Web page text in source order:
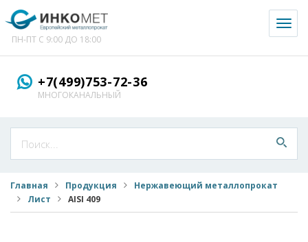
ПН-ПТ С 9:00 ДО 18:00
+7(499)753-72-36
МНОГОКАНАЛЬНЫЙ
Главная Продукция
Нержавеющий металлопрокат
Лист
AISI 409